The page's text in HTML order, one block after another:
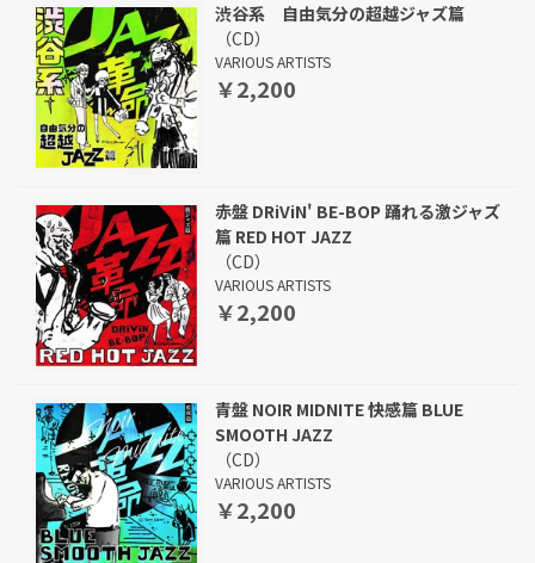
渋谷系 自由気分の超越ジャズ篇
（CD）
VARIOUS ARTISTS
￥2,200
赤盤 DRiViN' BE-BOP 踊れる激ジャズ
篇 RED HOT JAZZ
（CD）
VARIOUS ARTISTS
￥2,200
青盤 NOIR MIDNITE 快感篇 BLUE
SMOOTH JAZZ
（CD）
VARIOUS ARTISTS
￥2,200